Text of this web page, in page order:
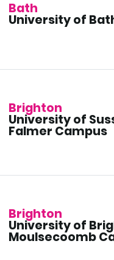
Bath
University of
Brighton
University of
Falmer Campus
Brighton
University of
Moulsecoomb